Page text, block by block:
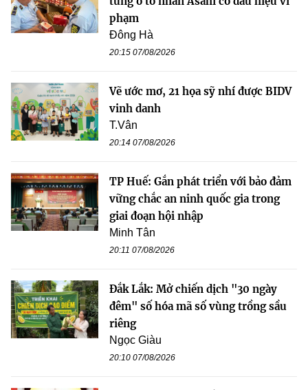
phạm
Đông Hà
20:15 07/08/2026
Vẽ ước mơ, 21 họa sỹ nhí được BIDV
vinh danh
T.Vân
20:14 07/08/2026
TP Huế: Gắn phát triển với bảo đảm
vững chắc an ninh quốc gia trong
giai đoạn hội nhập
Minh Tân
20:11 07/08/2026
Đắk Lắk: Mở chiến dịch "30 ngày
đêm" số hóa mã số vùng trồng sầu
riêng
Ngọc Giàu
20:10 07/08/2026